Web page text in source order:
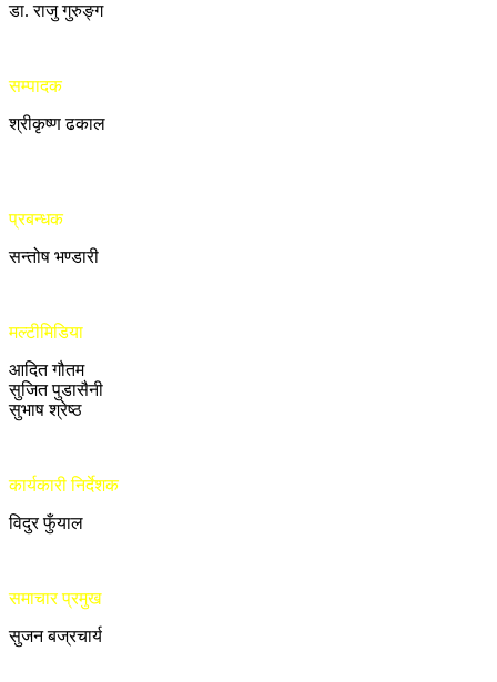
डा. राजु गुरुङ्ग
सम्पादक
श्रीकृष्ण ढकाल
प्रबन्धक
सन्तोष भण्डारी
मल्टीमिडिया
आदित गौतम
सुजित पुडासैनी
सुभाष श्रेष्ठ
कार्यकारी निर्देशक
विदुर फुँयाल
समाचार प्रमुख
सुजन बज्रचार्य